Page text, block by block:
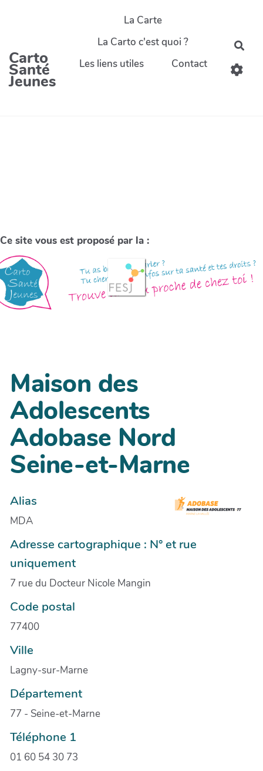
Carto
Santé
Jeunes
La Carte
La Carto c'est quoi ?
Les liens utiles
Contact
Ce site vous est proposé par la :
Maison des
Adolescents
Adobase Nord
Seine-et-Marne
Alias
MDA
Adresse cartographique : N° et rue
uniquement
7 rue du Docteur Nicole Mangin
Code postal
77400
Ville
Lagny-sur-Marne
Département
77 - Seine-et-Marne
Téléphone 1
01 60 54 30 73